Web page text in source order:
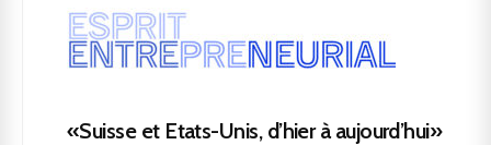
«Suisse et Etats-Unis, d’hier à aujourd’hui»